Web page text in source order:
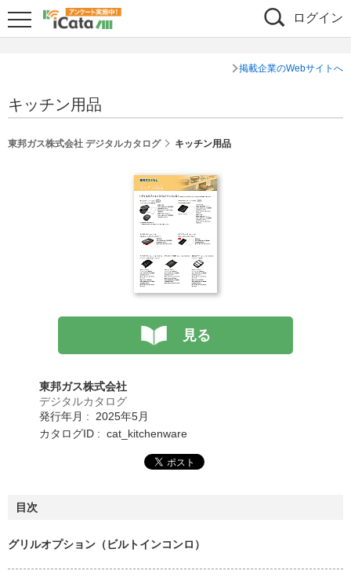
ログイン
掲載企業のWebサイトへ
キッチン用品
東邦ガス株式会社 デジタルカタログ キッチン用品
見る
東邦ガス株式会社
デジタルカタログ
発行年月 : 2025年5月
カタログID : cat_kitchenware
目次
グリルオプション（ビルトインコンロ）